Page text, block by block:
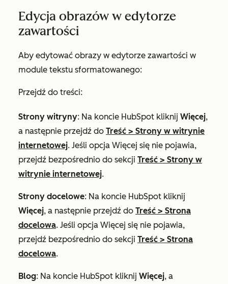
Edycja obrazów w edytorze
zawartości
Aby edytować obrazy w edytorze zawartości w
module tekstu sformatowanego:
Przejdź do treści:
Strony witryny: Na koncie HubSpot kliknij Więcej,
a następnie przejdź do Treść > Strony w witrynie
internetowej. Jeśli opcja Więcej się nie pojawia,
przejdź bezpośrednio do sekcji Treść > Strony w
witrynie internetowej.
Strony docelowe: Na koncie HubSpot kliknij
Więcej, a następnie przejdź do Treść > Strona
docelowa. Jeśli opcja Więcej się nie pojawia,
przejdź bezpośrednio do sekcji Treść > Strona
docelowa.
Blog: Na koncie HubSpot kliknij Więcej, a